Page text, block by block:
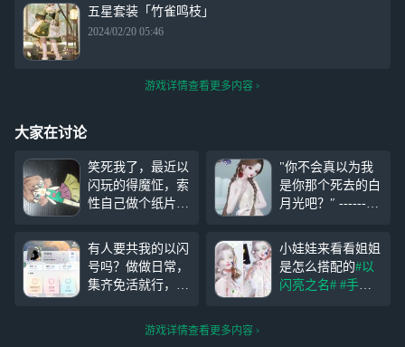
五星套装「竹雀鸣枝」
2024/02/20 05:46
游戏详情查看更多内容
大家在讨论
笑死我了，最近以
闪玩的得魔怔，索
性自己做个纸片
头再做个送给同
桌，上课在桌子底
下偷偷玩
"你不会真以为我
是你那个死去的白
月光吧？″ ------
有人要共我的以闪
号吗？做做日常，
集齐免活就行，别
位可动。因为去年
下半年上了高中
小娃娃来看看姐姐
是怎么搭配的#以
闪亮之名# #手游
游戏详情查看更多内容